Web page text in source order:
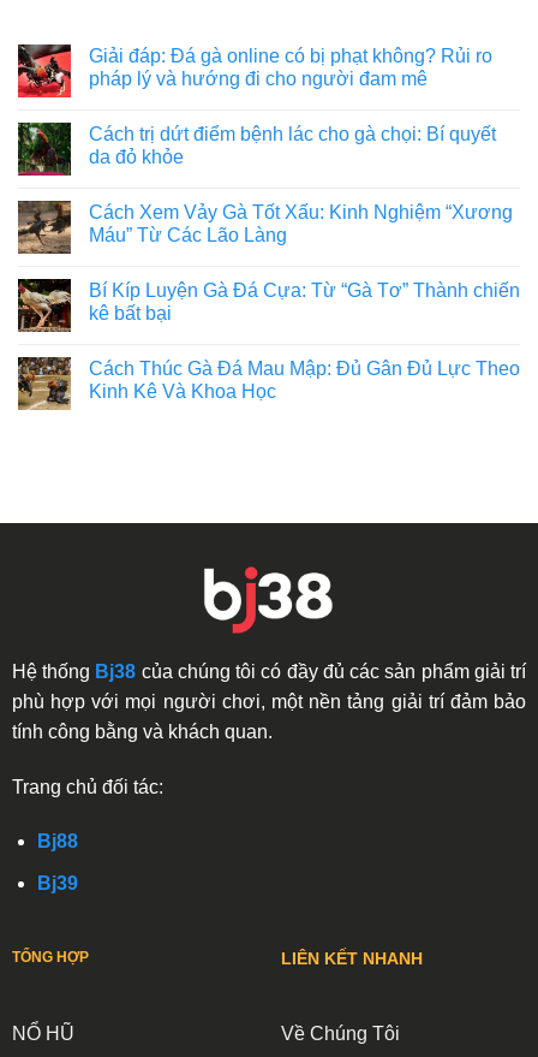
Giải đáp: Đá gà online có bị phạt không? Rủi ro
pháp lý và hướng đi cho người đam mê
Cách trị dứt điểm bệnh lác cho gà chọi: Bí quyết
da đỏ khỏe
Cách Xem Vảy Gà Tốt Xấu: Kinh Nghiệm “Xương
Máu” Từ Các Lão Làng
Bí Kíp Luyện Gà Đá Cựa: Từ “Gà Tơ” Thành chiến
kê bất bại
Cách Thúc Gà Đá Mau Mập: Đủ Gân Đủ Lực Theo
Kinh Kê Và Khoa Học
Hệ thống Bj38 của chúng tôi có đầy đủ các sản phẩm giải trí
phù hợp với mọi người chơi, một nền tảng giải trí đảm bảo
tính công bằng và khách quan.
Trang chủ đối tác:
Bj88
Bj39
TỔNG HỢP
NỔ HŨ
LIÊN KẾT NHANH
Về Chúng Tôi